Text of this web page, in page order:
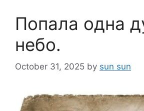
Попала одна
небо.
October 31, 2025 by sun sun